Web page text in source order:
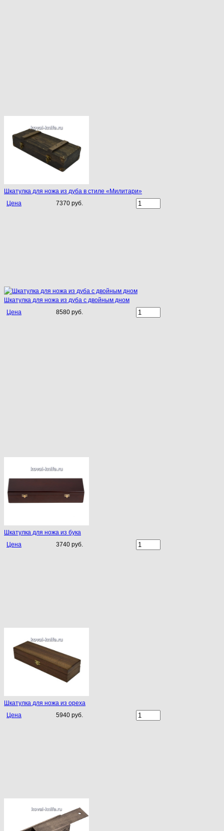
Шкатулка для ножа из дуба в стиле «Милитари»
Цена
7370 руб.
Шкатулка для ножа из дуба с двойным дном
Цена
8580 руб.
Шкатулка для ножа из бука
Цена
3740 руб.
Шкатулка для ножа из ореха
Цена
5940 руб.